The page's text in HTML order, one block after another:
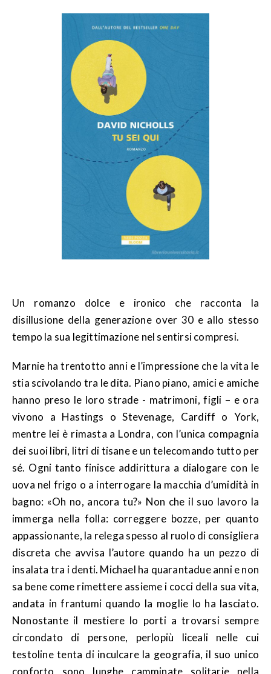
Un romanzo dolce e ironico che racconta la
disillusione della generazione over 30 e allo stesso
tempo la sua legittimazione nel sentirsi compresi.
Marnie ha trentotto anni e l’impressione che la vita le
stia scivolando tra le dita. Piano piano, amici e amiche
hanno preso le loro strade - matrimoni, figli – e ora
vivono a Hastings o Stevenage, Cardiff o York,
mentre lei è rimasta a Londra, con l’unica compagnia
dei suoi libri, litri di tisane e un telecomando tutto per
sé. Ogni tanto finisce addirittura a dialogare con le
uova nel frigo o a interrogare la macchia d’umidità in
bagno: «Oh no, ancora tu?» Non che il suo lavoro la
immerga nella folla: correggere bozze, per quanto
appassionante, la relega spesso al ruolo di consigliera
discreta che avvisa l’autore quando ha un pezzo di
insalata tra i denti. Michael ha quarantadue anni e non
sa bene come rimettere assieme i cocci della sua vita,
andata in frantumi quando la moglie lo ha lasciato.
Nonostante il mestiere lo porti a trovarsi sempre
circondato di persone, perlopiù liceali nelle cui
testoline tenta di inculcare la geografia, il suo unico